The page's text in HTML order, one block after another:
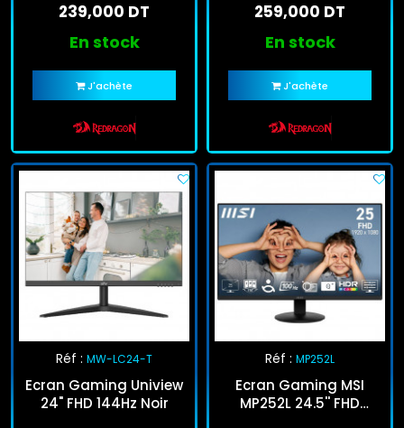
239,000 DT
En stock
J'achète
259,000 DT
En stock
J'achète
Réf : MW-LC24-T
Ecran Gaming Uniview
24" FHD 144Hz Noir
Réf : MP252L
Ecran Gaming MSI
MP252L 24.5'' FHD